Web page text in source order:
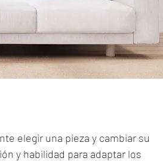
elegir una pieza y cambiar su
y habilidad para adaptar los